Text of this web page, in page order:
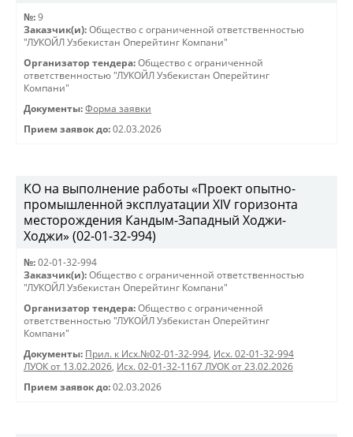
№: 9
Заказчик(и): Общество с ограниченной ответственностью
"ЛУКОЙЛ Узбекистан Оперейтинг Компани"
Организатор тендера: Общество с ограниченной
ответственностью "ЛУКОЙЛ Узбекистан Оперейтинг
Компани"
Документы: Форма заявки
Прием заявок до: 02.03.2026
КО на выполнение работы «Проект опытно-
промышленной эксплуатации XIV горизонта
месторождения Кандым-Западный Ходжи-
Ходжи» (02-01-32-994)
№: 02-01-32-994
Заказчик(и): Общество с ограниченной ответственностью
"ЛУКОЙЛ Узбекистан Оперейтинг Компани"
Организатор тендера: Общество с ограниченной
ответственностью "ЛУКОЙЛ Узбекистан Оперейтинг
Компани"
Документы: Прил. к Исх.№02-01-32-994, Исх. 02-01-32-994
ЛУОК от 13.02.2026, Исх. 02-01-32-1167 ЛУОК от 23.02.2026
Прием заявок до: 02.03.2026